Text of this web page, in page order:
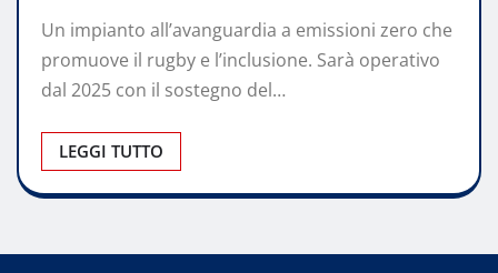
Un impianto all’avanguardia a emissioni zero che
promuove il rugby e l’inclusione. Sarà operativo
dal 2025 con il sostegno del…
LEGGI TUTTO